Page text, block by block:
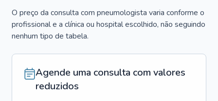
O preço da consulta com pneumologista varia conforme o
profissional e a clínica ou hospital escolhido, não seguindo
nenhum tipo de tabela.
Agende uma consulta com valores
reduzidos